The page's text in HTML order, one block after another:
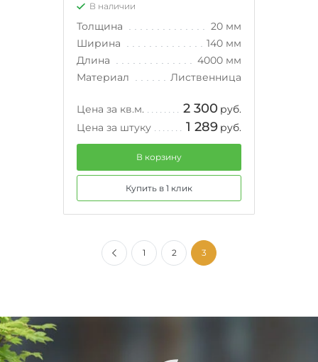
В наличии
Толщина
20 мм
Ширина
140 мм
Длина
4000 мм
Материал
Лиственница
Цена за кв.м. 2 300 руб.
Цена за штуку
1 289 руб.
В корзину
Купить в 1 клик
1 2 3